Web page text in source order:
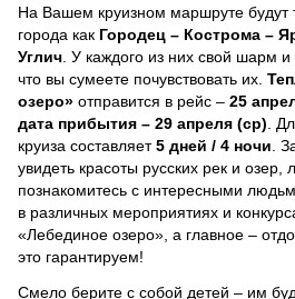
На Вашем круизном маршруте будут
города как Городец – Кострома –
Углич . У каждого из них свой шарм
что вы сумеете почувствовать их.
озеро» отправится в рейс – 25
дата прибытия – 29 апреля (ср) .
круиза составляет5 дней / 4 ночи
увидеть красоты русских рек и озер,
познакомитесь с интересными
в различных мероприятиях и
«Лебединое озеро», а главное –
это гарантируем!
Смело берите с собой детей – им